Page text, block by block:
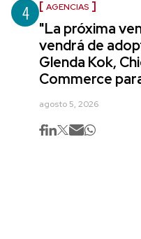
4 AGENCIAS
"La próxima
vendrá de
Glenda Kok,
Commerce
agosto 5, 2026